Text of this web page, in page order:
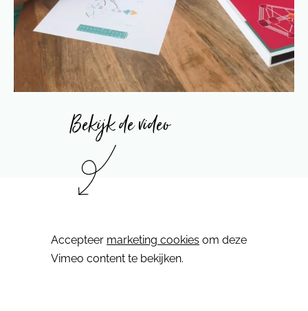
Bekijk de video
⋯
Accepteer marketing cookies om deze
Vimeo content te bekijken.